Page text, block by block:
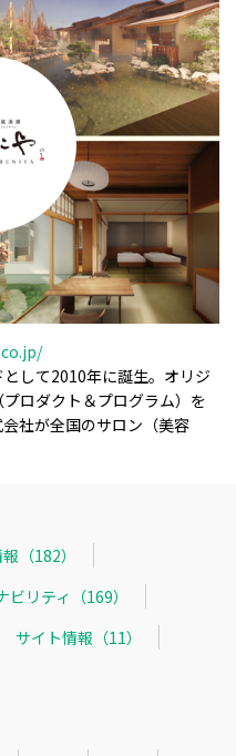
して2010年に誕生。オリジ
ロダクト＆プログラム）を
社が全国のサロン（美容
（182）
ビリティ（169）
サイト情報（11）